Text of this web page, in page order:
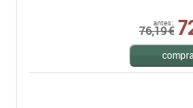
antes:
76,19 €